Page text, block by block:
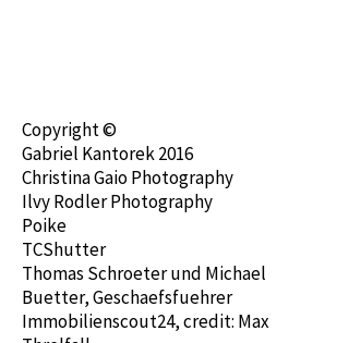
Copyright ©
Gabriel Kantorek 2016
Christina Gaio Photography
Ilvy Rodler Photography
Poike
TCShutter
Thomas Schroeter und Michael
Buetter, Geschaefsfuehrer
Immobilienscout24, credit: Max